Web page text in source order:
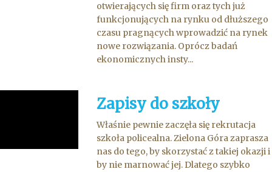
otwierających się firm oraz tych już
funkcjonujących na rynku od dłuższego
czasu pragnących wprowadzić na rynek
nowe rozwiązania. Oprócz badań
ekonomicznych insty...
Zapisy do szkoły
Właśnie pewnie zaczęła się rekrutacja
szkoła policealna. Zielona Góra zaprasza
nas do tego, by skorzystać z takiej okazji i
by nie marnować jej. Dlatego szybko